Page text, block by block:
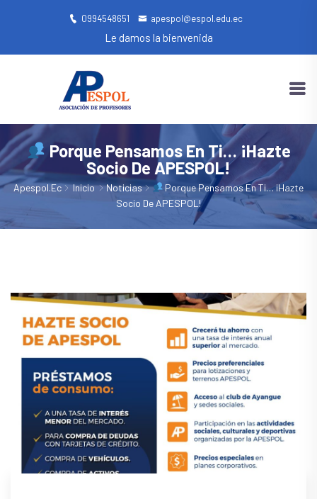
0994548651 apespol@espol.edu.ec
Le damos la bienvenida
Porque Pensamos En Ti… ¡Hazte
Socio De APESPOL!
Apespol.ec Inicio Noticias
Porque Pensamos En Ti… ¡Hazte
Socio De APESPOL!